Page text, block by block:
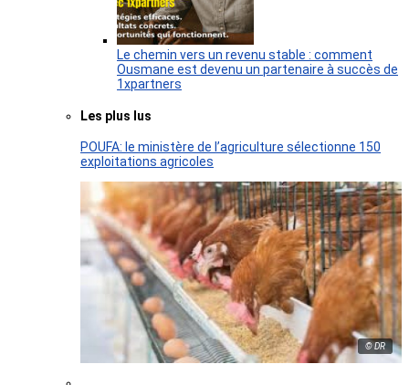
Le chemin vers un revenu stable : comment
Ousmane est devenu un partenaire à succès de
1xpartners
Les plus lus
POUFA: le ministère de l’agriculture sélectionne 150
exploitations agricoles
© DR